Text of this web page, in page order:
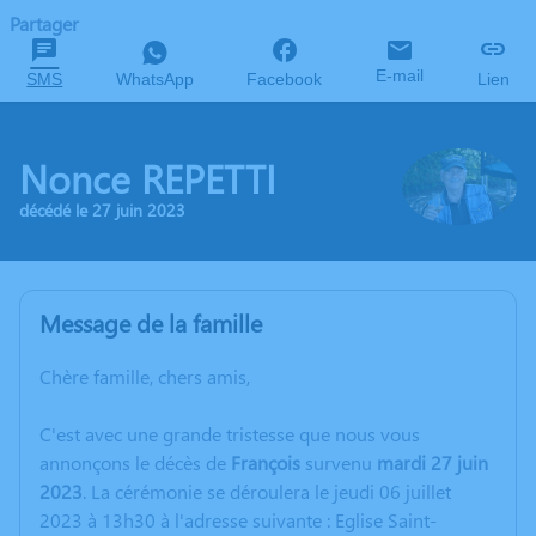
Partager
SMS WhatsApp Facebook E-mail Lien
Nonce REPETTI
décédé le 27 juin 2023
Message de la famille
Chère famille, chers amis,
C'est avec une grande tristesse que nous vous
annonçons le décès de François survenu mardi 27 juin
2023. La cérémonie se déroulera le jeudi 06 juillet
2023 à 13h30 à l'adresse suivante : Eglise Saint-